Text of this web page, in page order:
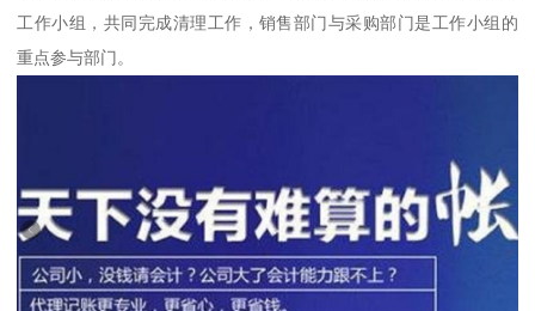
工作小组，共同完成清理工作，销售部门与采购部门是工作小组的
重点参与部门。